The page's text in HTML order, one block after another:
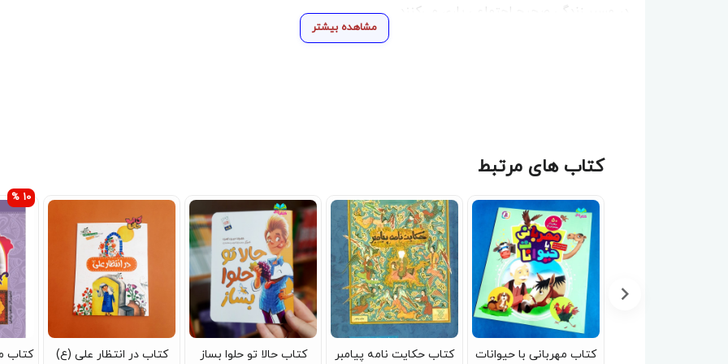
در مسیر زندگی صحیح اجتماعی یاری می‌‌کنند.
مشاهده بیشتر
کتاب های مرتبط
کتاب مهربانی با حیوانات کتاب حکایت نامه پیامبر کتاب حالا تو حلوا بساز کتاب در انتظار علی (ع)
10 %